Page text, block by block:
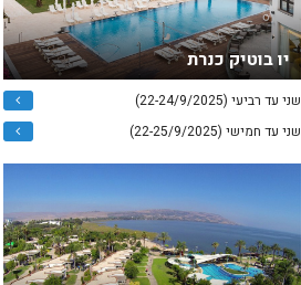
יו בוטיק כנרת
שני עד רביעי (22-24/9/2025)
שני עד חמישי (22-25/9/2025)